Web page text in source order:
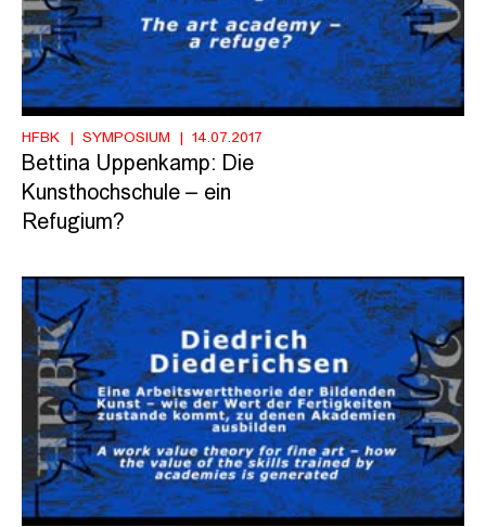
HFBK SYMPOSIUM 14.07.2017
Bettina Uppenkamp: Die
Kunsthochschule – ein
Refugium?